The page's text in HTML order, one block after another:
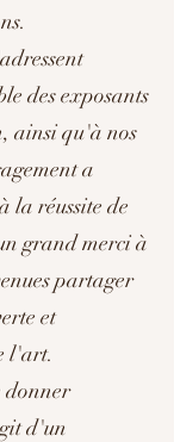
des exposants
ainsi qu'à nos
a
la réussite de
grand merci à
partager
et
l'art.
donner
d'un